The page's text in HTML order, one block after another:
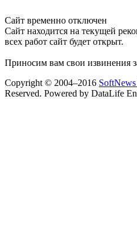
Сайт временно отключен
Сайт находится на текущей
всех работ сайт будет открыт.
Приносим вам свои извинения
Copyright © 2004–2016
Reserved. Powered by DataLife